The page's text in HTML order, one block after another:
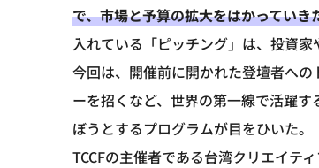
で、市場と予算の拡大をはかっていき
入れている「ピッチング」は、投資
今回は、開催前に開かれた登壇者へ
ーを招くなど、世界の第一線で活躍
ぼうとするプログラムが目をひいた。
TCCFの主催者である台湾クリエイテ